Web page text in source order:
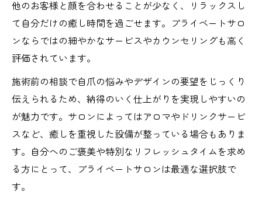
平日クーポンの賢い使い方を徹底解説
ネイルサロンの平日限定クーポン活用術
賢く使うための平日クーポン選びのポイン
プライベートサロンで得する割引利用法
予約時に注意したいクーポン利用条件
ネイルサロンでポイントと併用するコツ
仕事帰りに選びたいプライベートネイル特集
ネイルサロンの夜間対応で仕事終わりも安
他のお客様と顔を合わせることが少なく、リラックスし
て自分だけの癒し時間を過ごせます。プライベートサロ
ンならではの細やかなサービスやカウンセリングも高く
評価されています。
施術前の相談で自爪の悩みやデザインの要望をじっくり
伝えられるため、納得のいく仕上がりを実現しやすいの
が魅力です。サロンによってはアロマやドリンクサービ
スなど、癒しを重視した設備が整っている場合もありま
す。自分へのご褒美や特別なリフレッシュタイムを求め
る方にとって、プライベートサロンは最適な選択肢で
す。